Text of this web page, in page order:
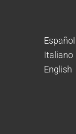
Español
Italiano
English